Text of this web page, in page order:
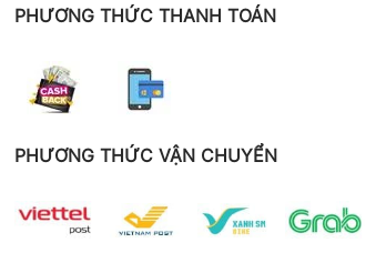
PHƯƠNG THỨC THANH TOÁN
PHƯƠNG THỨC VẬN CHUYỂN